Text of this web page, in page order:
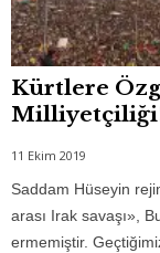
Kürtlere
11 Ekim 2019
Saddam Hüseyin
arası Irak savaşı»,
ermemiştir.